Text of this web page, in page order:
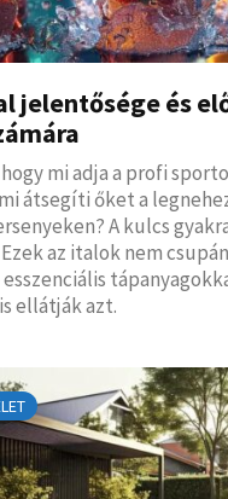
jelentősége és
mi adja a profi
átsegíti őket a
A kulcs
az italok nem
ellátják azt.